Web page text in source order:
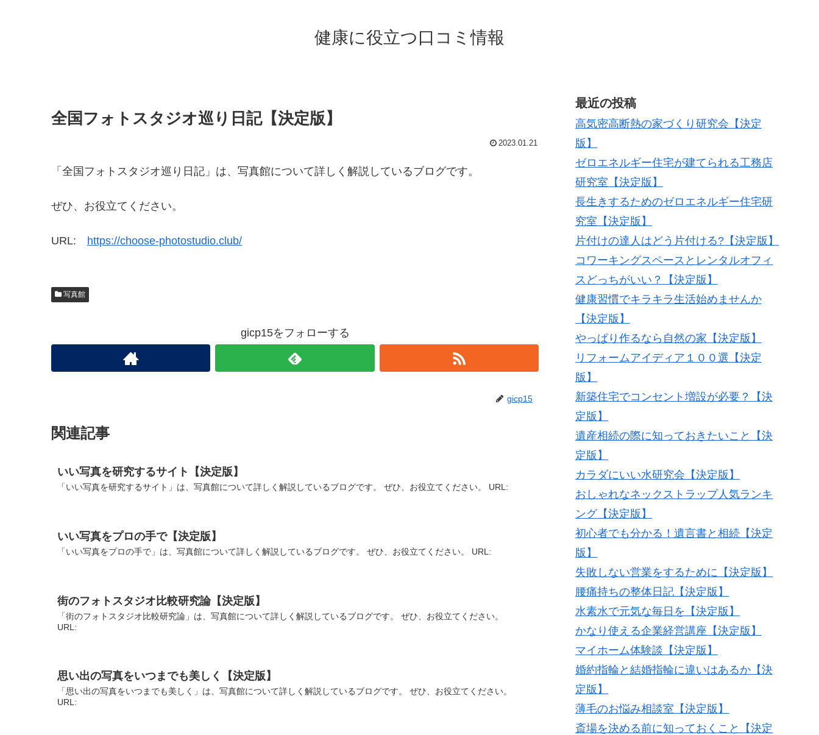
健康に役立つ口コミ情報
全国フォトスタジオ巡り日記【決定版】
2023.01.21
「全国フォトスタジオ巡り日記」は、写真館について詳しく解説しているブログです。
ぜひ、お役立てください。
URL: https://choose-photostudio.club/
写真館
gicp15をフォローする
gicp15
関連記事
いい写真を研究するサイト【決定版】
「いい写真を研究するサイト」は、写真館について詳しく解説しているブログです。 ぜひ、お役立てください。 URL:
いい写真をプロの手で【決定版】
「いい写真をプロの手で」は、写真館について詳しく解説しているブログです。 ぜひ、お役立てください。 URL:
街のフォトスタジオ比較研究論【決定版】
「街のフォトスタジオ比較研究論」は、写真館について詳しく解説しているブログです。 ぜひ、お役立てください。
URL:
思い出の写真をいつまでも美しく【決定版】
「思い出の写真をいつまでも美しく」は、写真館について詳しく解説しているブログです。 ぜひ、お役立てください。
URL:
最近の投稿
高気密高断熱の家づくり研究会【決定
版】
ゼロエネルギー住宅が建てられる工務店
研究室【決定版】
長生きするためのゼロエネルギー住宅研
究室【決定版】
片付けの達人はどう片付ける?【決定版】
コワーキングスペースとレンタルオフィ
スどっちがいい？【決定版】
健康習慣でキラキラ生活始めませんか
【決定版】
やっぱり作るなら自然の家【決定版】
リフォームアイディア１００選【決定
版】
新築住宅でコンセント増設が必要？【決
定版】
遺産相続の際に知っておきたいこと【決
定版】
カラダにいい水研究会【決定版】
おしゃれなネックストラップ人気ランキ
ング【決定版】
初心者でも分かる！遺言書と相続【決定
版】
失敗しない営業をするために【決定版】
腰痛持ちの整体日記【決定版】
水素水で元気な毎日を【決定版】
かなり使える企業経営講座【決定版】
マイホーム体験談【決定版】
婚約指輪と結婚指輪に違いはあるか【決
定版】
薄毛のお悩み相談室【決定版】
斎場を決める前に知っておくこと【決定